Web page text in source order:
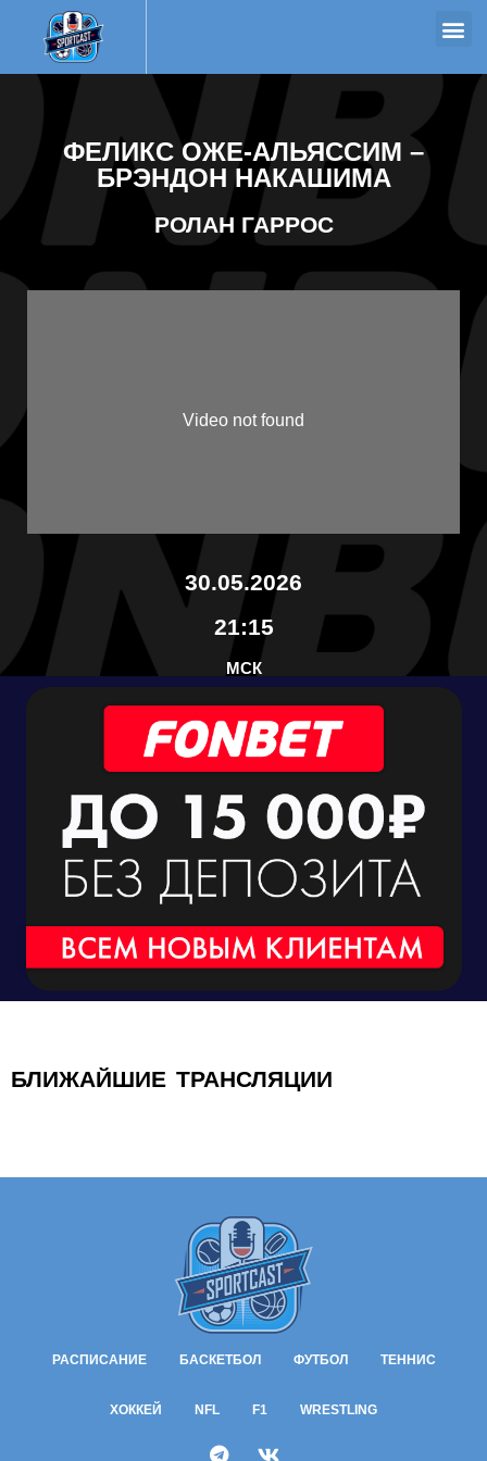
ФЕЛИКС ОЖЕ-АЛЬЯССИМ –
БРЭНДОН НАКАШИМА
РОЛАН ГАРРОС
30.05.2026
21:15
МСК
БЛИЖАЙШИЕ ТРАНСЛЯЦИИ
РАСПИСАНИЕ БАСКЕТБОЛ ФУТБОЛ ТЕННИС
ХОККЕЙ NFL F1 WRESTLING